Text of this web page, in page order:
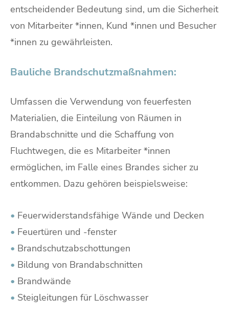
entscheidender Bedeutung sind, um die Sicherheit
von Mitarbeiter *innen, Kund *innen und Besucher
*innen zu gewährleisten.
Bauliche Brandschutzmaßnahmen:
Umfassen die Verwendung von feuerfesten
Materialien, die Einteilung von Räumen in
Brandabschnitte und die Schaffung von
Fluchtwegen, die es Mitarbeiter *innen
ermöglichen, im Falle eines Brandes sicher zu
entkommen. Dazu gehören beispielsweise:
• Feuerwiderstandsfähige Wände und Decken
• Feuertüren und -fenster
• Brandschutzabschottungen
• Bildung von Brandabschnitten
• Brandwände
• Steigleitungen für Löschwasser